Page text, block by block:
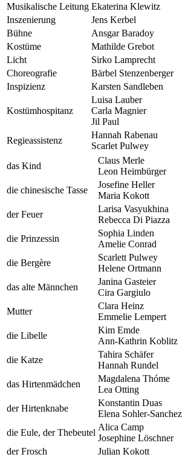
Musikalische Leitung Ekaterina Klewitz
Inszenierung
Jens Kerbel
Bühne
Ansgar Baradoy
Kostüme
Mathilde Grebot
Licht
Sirko Lamprecht
Choreografie
Bärbel Stenzenberger
Inspizienz
Karsten Sandleben
Kostümhospitanz
Luisa Lauber
Carla Magnier
Jil Paul
Regieassistenz
Hannah Rabenau
Scarlet Pulwey
das Kind
Claus Merle
Leon Heimbürger
die chinesische Tasse
Josefine Heller
Maria Kokott
der Feuer
Larisa Vasyukhina
Rebecca Di Piazza
die Prinzessin
Sophia Linden
Amelie Conrad
die Bergère
Scarlett Pulwey
Helene Ortmann
das alte Männchen
Janina Gasteier
Cira Gargiulo
Mutter
Clara Heinz
Emmelie Lempert
die Libelle
Kim Emde
Ann-Kathrin Koblitz
die Katze
Tahira Schäfer
Hannah Rundel
das Hirtenmädchen
Magdalena Thóme
Lea Otting
der Hirtenknabe
Konstantin Duas
Elena Sohler-Sanchez
die Eule, der Thebeutel
Alica Camp
Josephine Löschner
der Frosch
Julian Kokott